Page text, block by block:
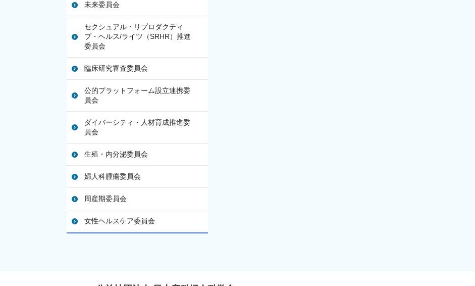
未来委員会
セクシュアル・リプロダクティ
ブ・ヘルス/ライツ（SRHR）推進
委員会
臨床研究審査委員会
公的プラットフォーム設立連携委
員会
ダイバーシティ・人材育成推進委
員会
生殖・内分泌委員会
婦人科腫瘍委員会
周産期委員会
女性ヘルスケア委員会